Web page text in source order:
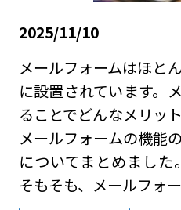
2025/11/10
メールフォームはほと
に設置されています。
ることでどんなメリッ
メールフォームの機能
についてまとめまし
そもそも、メールフォ